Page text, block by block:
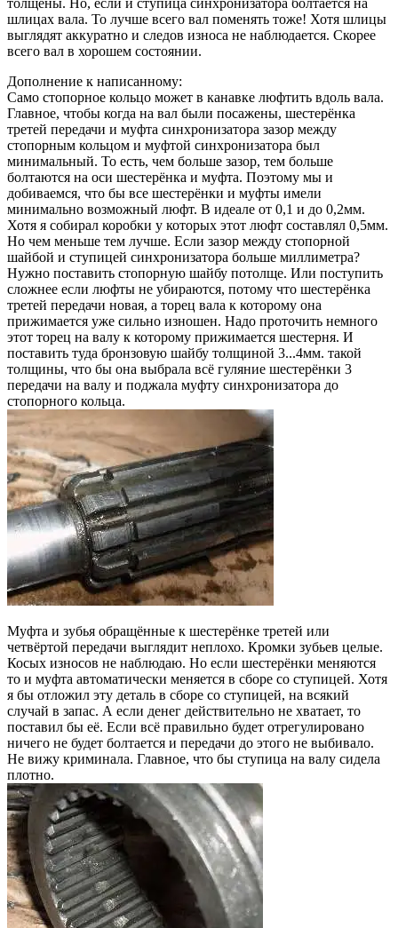
шлицах вала. То лучше всего вал поменять тоже! Хотя шлицы
выглядят аккуратно и следов износа не наблюдается. Скорее
всего вал в хорошем состоянии.
Дополнение к написанному:
Само стопорное кольцо может в канавке люфтить вдоль вала.
Главное, чтобы когда на вал были посажены, шестерёнка
третей передачи и муфта синхронизатора зазор между
стопорным кольцом и муфтой синхронизатора был
минимальный. То есть, чем больше зазор, тем больше
болтаются на оси шестерёнка и муфта. Поэтому мы и
добиваемся, что бы все шестерёнки и муфты имели
минимально возможный люфт. В идеале от 0,1 и до 0,2мм.
Хотя я собирал коробки у которых этот люфт составлял 0,5мм.
Но чем меньше тем лучше. Если зазор между стопорной
шайбой и ступицей синхронизатора больше миллиметра?
Нужно поставить стопорную шайбу потолще. Или поступить
сложнее если люфты не убираются, потому что шестерёнка
третей передачи новая, а торец вала к которому она
прижимается уже сильно изношен. Надо проточить немного
этот торец на валу к которому прижимается шестерня. И
поставить туда бронзовую шайбу толщиной 3...4мм. такой
толщины, что бы она выбрала всё гуляние шестерёнки 3
передачи на валу и поджала муфту синхронизатора до
стопорного кольца.
Муфта и зубья обращённые к шестерёнке третей или
четвёртой передачи выглядит неплохо. Кромки зубьев целые.
Косых износов не наблюдаю. Но если шестерёнки меняются
то и муфта автоматически меняется в сборе со ступицей. Хотя
я бы отложил эту деталь в сборе со ступицей, на всякий
случай в запас. А если денег действительно не хватает, то
поставил бы её. Если всё правильно будет отрегулировано
ничего не будет болтается и передачи до этого не выбивало.
Не вижу криминала. Главное, что бы ступица на валу сидела
плотно.